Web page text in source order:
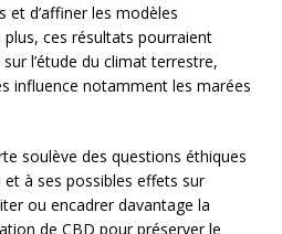
et d’affiner les modèles
ces résultats pourraient
l’étude du climat terrestre,
influence notamment les marées
soulève des questions éthiques
et à ses possibles effets sur
ou encadrer davantage la
de CBD pour préserver le